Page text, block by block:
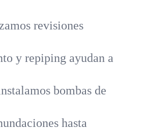
revisiones
y repiping ayudan a
bombas de
hasta